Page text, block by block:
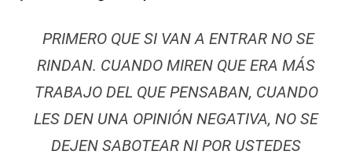
PRIMERO QUE SI VAN A ENTRAR NO SE
RINDAN. CUANDO MIREN QUE ERA MÁS
TRABAJO DEL QUE PENSABAN, CUANDO
LES DEN UNA OPINIÓN NEGATIVA, NO SE
DEJEN SABOTEAR NI POR USTEDES